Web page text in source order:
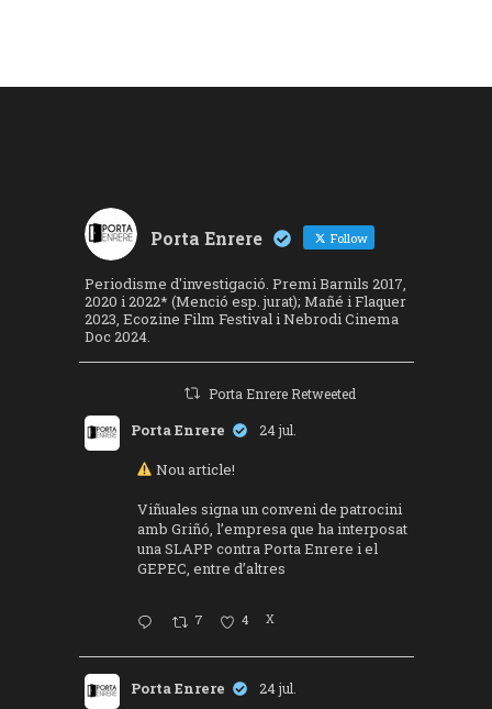
Porta Enrere Follow
Periodisme d'investigació. Premi Barnils 2017,
2020 i 2022* (Menció esp. jurat); Mañé i Flaquer
2023, Ecozine Film Festival i Nebrodi Cinema
Doc 2024.
Porta Enrere Retweeted
Porta Enrere 24 jul.
Nou article!
Viñuales signa un conveni de patrocini
amb Griñó, l’empresa que ha interposat
una SLAPP contra Porta Enrere i el
GEPEC, entre d’altres
7 4 X
Porta Enrere 24 jul.